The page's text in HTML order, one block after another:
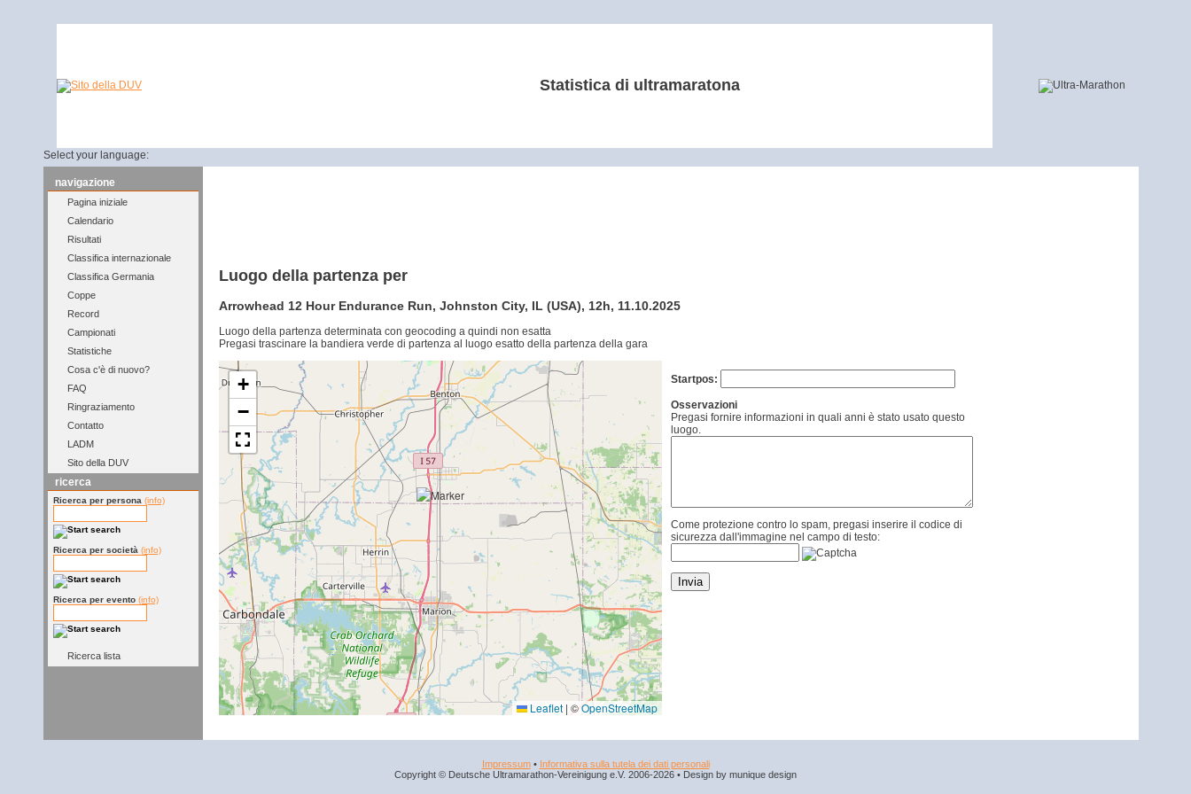
Statistica di ultramaratona
Select your language:
navigazione
Pagina iniziale
Calendario
Risultati
Classifica internazionale
Classifica Germania
Coppe
Record
Campionati
Statistiche
Cosa c'è di nuovo?
FAQ
Ringraziamento
Contatto
LADM
Sito della DUV
ricerca
Ricerca per persona (info)
Ricerca per società (info)
Ricerca per evento (info)
Ricerca lista
Luogo della partenza per
Arrowhead 12 Hour Endurance Run, Johnston City, IL (USA), 12h, 11.10.2025
Luogo della partenza determinata con geocoding a quindi non esatta
Pregasi trascinare la bandiera verde di partenza al luogo esatto della partenza della gara
+
−
Leaflet | ©OpenStreetMap
Startpos:
Osservazioni
Pregasi fornire informazioni in quali anni è stato usato questo
luogo.
Come protezione contro lo spam, pregasi inserire il codice di
sicurezza dall'immagine nel campo di testo:
Impressum• Informativa sulla tutela dei dati personali
Copyright © Deutsche Ultramarathon-Vereinigung e.V. 2006-2026 • Design by munique design